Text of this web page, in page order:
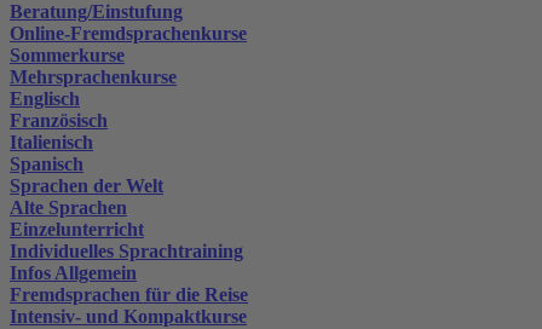
Beratung/Einstufung
Online-Fremdsprachenkurse
Sommerkurse
Mehrsprachenkurse
Englisch
Französisch
Italienisch
Spanisch
Sprachen der Welt
Alte Sprachen
Einzelunterricht
Individuelles Sprachtraining
Infos Allgemein
Fremdsprachen für die Reise
Intensiv- und Kompaktkurse